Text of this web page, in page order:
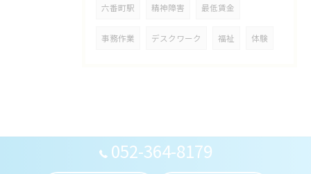
六番町駅 精神障害 最低賃金
事務作業 デスクワーク 福祉 体験
052-364-8179